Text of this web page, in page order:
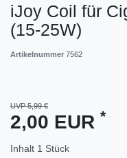
iJoy Coil für
(15-25W)
Artikelnummer 7562
UVP 5,99 €
2,00 EUR *
Inhalt 1 Stück